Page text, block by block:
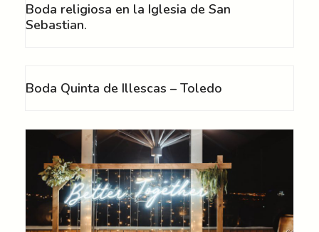
Boda religiosa en la Iglesia de San
Sebastian.
Boda Quinta de Illescas – Toledo